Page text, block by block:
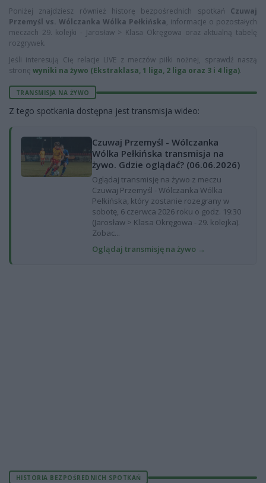
Poniżej znajdziesz również historę bezpośrednich spotkań Czuwaj
Przemyśl vs. Wólczanka Wólka Pełkińska, informacje o pozostałych
meczach 29. kolejki - Jarosław > Klasa Okręgowa oraz aktualną tabelę
rozgrywek.
Jeśli interesują Cię relacje LIVE z meczów piłki nożnej, sprawdź naszą
stronę wyniki na żywo (Ekstraklasa, 1 liga, 2 liga oraz 3 i 4 liga).
TRANSMISJA NA ŻYWO
Z tego spotkania dostępna jest transmisja wideo:
Czuwaj Przemyśl - Wólczanka
Wólka Pełkińska transmisja na
żywo. Gdzie oglądać? (06.06.2026)
Oglądaj transmisję na żywo z meczu
Czuwaj Przemyśl - Wólczanka Wólka
Pełkińska, który zostanie rozegrany w
sobotę, 6 czerwca 2026 roku o godz. 19:30
(Jarosław > Klasa Okręgowa - 29. kolejka).
Zobac...
Oglądaj transmisję na żywo →
HISTORIA BEZPOŚREDNICH SPOTKAŃ